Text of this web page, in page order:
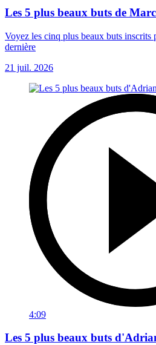
Les 5 plus beaux buts de
Voyez les cinq plus beaux buts inscrits
dernière
21 juil. 2026
4:09
Les 5 plus beaux buts